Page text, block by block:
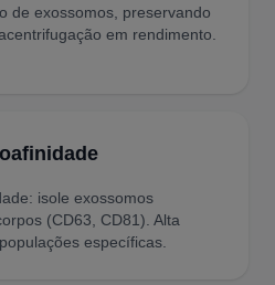
de exossomos, preservando
em rendimento.
isole exossomos
(CD63, CD81). Alta
específicas.